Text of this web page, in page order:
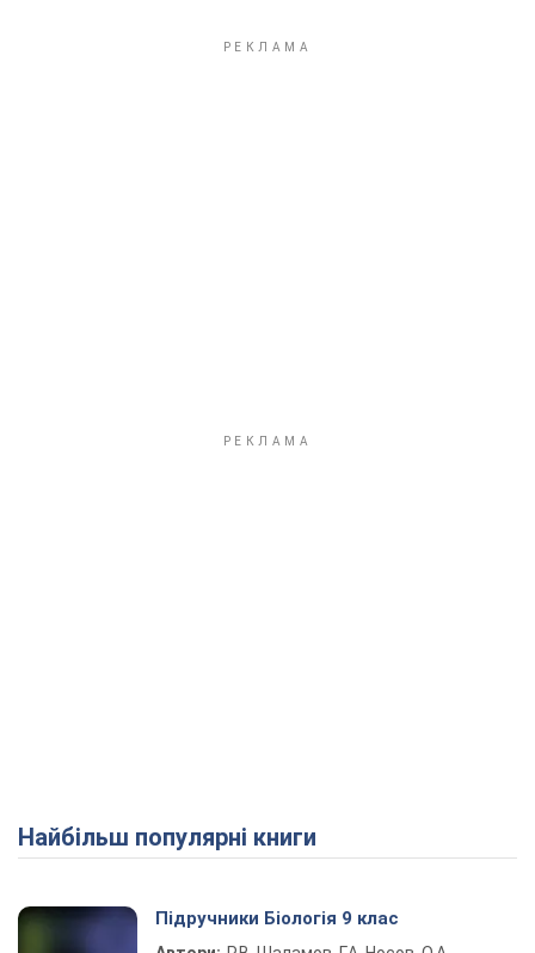
Найбільш популярні книги
Підручники Біологія 9 клас